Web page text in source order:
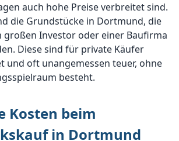
auch hohe Preise verbreitet sind.
die Grundstücke in Dortmund, die
großen Investor oder einer Baufirma
Diese sind für private Käufer
und oft unangemessen teuer, ohne
besteht.
Kosten beim
in Dortmund